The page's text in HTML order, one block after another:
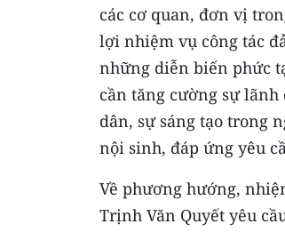
các cơ quan, đơn vị
lợi nhiệm vụ công tác
những diễn biến phức
cần tăng cường sự
dân, sự sáng tạo trong
nội sinh, đáp ứng yêu
Về phương hướng,
Trịnh Văn Quyết yêu